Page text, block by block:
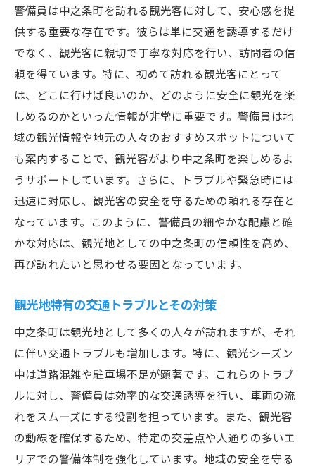
警備員は中之条町を訪れる観光客に対して、安心感を提
供する重要な存在です。彼らは単に交通を誘導するだけ
でなく、観光客に親切で丁寧な対応を行い、訪問者の信
頼を得ています。特に、初めて訪れる観光客にとって
は、どこに行けば良いのか、どのように安全に観光を楽
しめるのかといった情報が非常に重要です。警備員は地
域の観光情報や地元の人々のおすすめスポットについて
も案内することで、観光客がより中之条町を楽しめるよ
うサポートしています。さらに、トラブルや緊急時には
迅速に対応し、観光客の安全を守るための頼れる存在と
なっています。このように、警備員の細やかな配慮と確
かな対応は、観光地としての中之条町の信頼性を高め、
再び訪れたいと思わせる要因となっています。
観光地特有の交通トラブルとその対策
中之条町は観光地として多くの人々が訪れますが、それ
に伴い交通トラブルも増加します。特に、観光シーズン
中は道路混雑や駐車場不足が顕著です。これらのトラブ
ルに対し、警備員は効率的な交通誘導を行い、車両の流
れをスムーズにする役割を担っています。また、観光客
の動線を確保するため、特定の交差点や人通りの多いエ
リアでの警備体制を強化しています。地域の安全を守る